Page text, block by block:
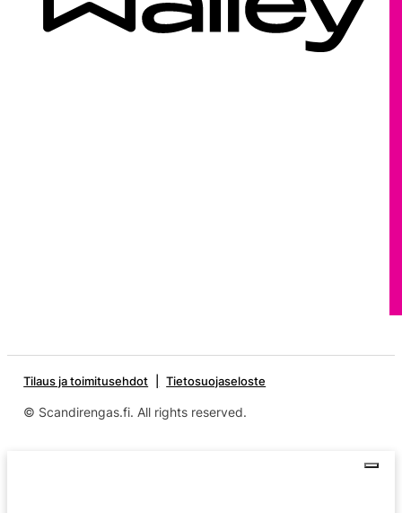
Tilaus ja toimitusehdot Tietosuojaseloste
© Scandirengas.fi. All rights reserved.